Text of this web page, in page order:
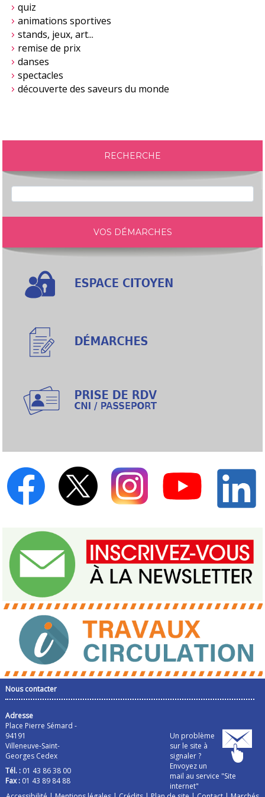
quiz
animations sportives
stands, jeux, art...
remise de prix
danses
spectacles
découverte des saveurs du monde
RECHERCHE
VOS DÉMARCHES
Nous contacter
Adresse
Place Pierre Sémard -
94191
Villeneuve-Saint-
Georges Cedex
Tél. :01 43 86 38 00
Fax :01 43 89 84 88
Un problème
sur le site à
signaler ?
Envoyez un
mail au service "Site
internet"